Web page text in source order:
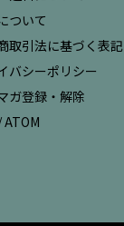
ついて
取引法に基づく表記
バシーポリシー
ガ登録・解除
ATOM